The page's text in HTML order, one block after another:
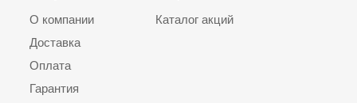
О компании
Доставка
Оплата
Гарантия
Каталог акций